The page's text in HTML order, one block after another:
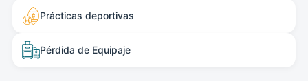
Prácticas deportivas
Pérdida de Equipaje